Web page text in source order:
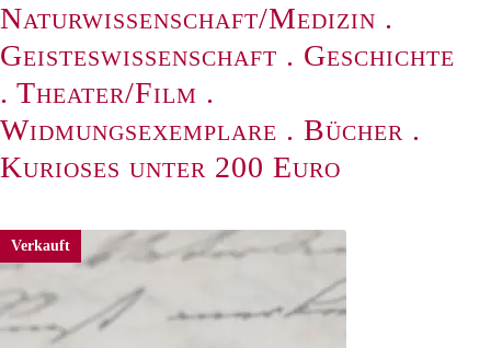
Naturwissenschaft/Medizin .
Geisteswissenschaft . Geschichte
. Theater/Film .
Widmungsexemplare . Bücher .
Kurioses unter 200 Euro
Verkauft